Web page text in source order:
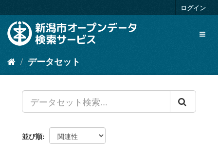
キ
容
ログイン
データセット
並び順